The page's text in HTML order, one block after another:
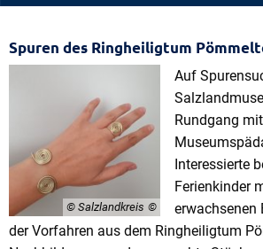
Spuren des Ringheiligtum
© Salzlandkreis
Auf
Rundgang
Interessierte
Ferienkinder
erwachsenen
der Vorfahren aus dem Ringheiligtum